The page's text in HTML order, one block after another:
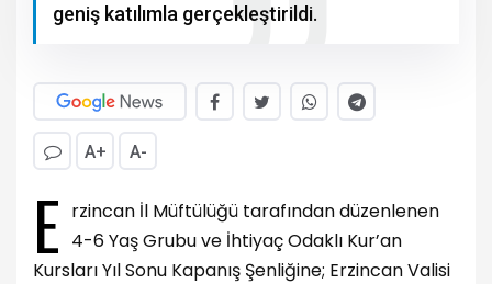
geniş katılımla gerçekleştirildi.
A+ A-
E rzincan İl Müftülüğü tarafından düzenlenen
4-6 Yaş Grubu ve İhtiyaç Odaklı Kur’an
Kursları Yıl Sonu Kapanış Şenliğine; Erzincan Valisi